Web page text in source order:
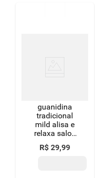
guanidina
tradicional
mild alisa e
relaxa salon
line 215gr
R$ 29,99